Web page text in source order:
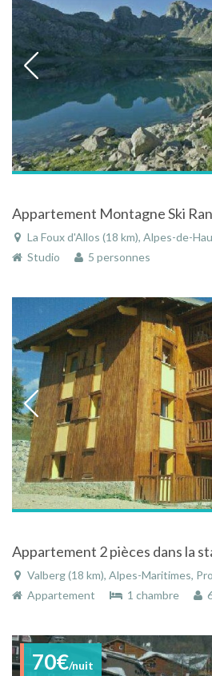
Appartement Montagne Ski
La Foux d'Allos (18 km), Alpes-de-Haute-Provence,
Studio
5 personnes
Valberg (18 km), Alpes-Maritimes,
Appartement
1 chambre
70€/nuit